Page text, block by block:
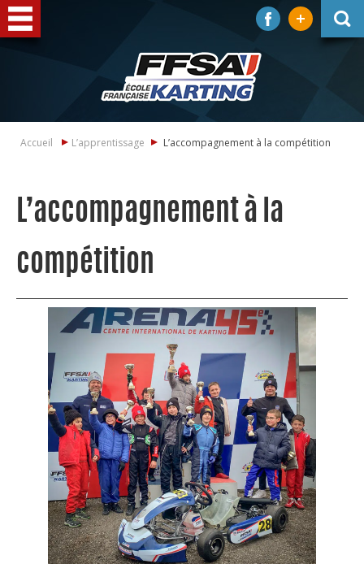
Accueil L’apprentissage L’accompagnement à la compétition
L’accompagnement à la
compétition